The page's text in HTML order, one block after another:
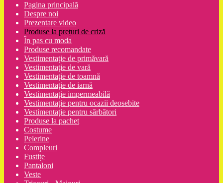
Pagina principală
Despre noi
Prezentare video
Produse la prețuri de criză
În pas cu moda
Produse recomandate
Vestimentație de primăvară
Vestimentație de vară
Vestimentație de toamnă
Vestimentație de iarnă
Vestimentație impermeabilă
Vestimentație pentru ocazii deosebite
Vestimentație pentru sărbători
Produse la pachet
Costume
Pelerine
Compleuri
Fustițe
Pantaloni
Veste